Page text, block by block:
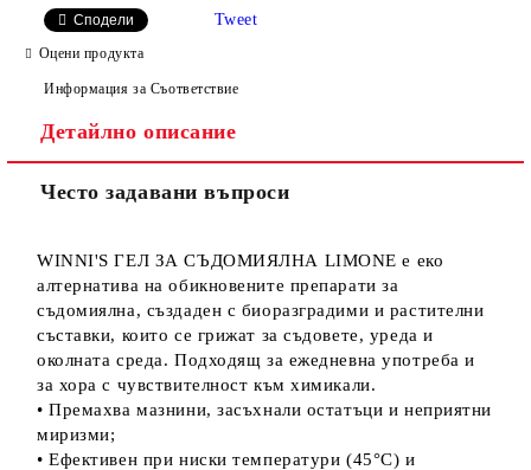
Сподели Tweet
Оцени продукта
Информация за Съответствие
Детайлно описание
Често задавани въпроси
WINNI'S ГЕЛ ЗА СЪДОМИЯЛНА LIMONE е еко
алтернатива на обикновените препарати за
съдомиялна, създаден с биоразградими и растителни
съставки, които се грижат за съдовете, уреда и
околната среда. Подходящ за ежедневна употреба и
за хора с чувствителност към химикали.
• Премахва мазнини, засъхнали остатъци и неприятни
миризми;
• Ефективен при ниски температури (45°C) и